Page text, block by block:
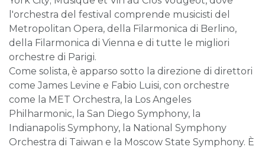
l'orchestra del festival comprende musicisti del
Metropolitan Opera, della Filarmonica di Berlino,
della Filarmonica di Vienna e di tutte le migliori
orchestre di Parigi.
Come solista, è apparso sotto la direzione di direttori
come James Levine e Fabio Luisi, con orchestre
come la MET Orchestra, la Los Angeles
Philharmonic, la San Diego Symphony, la
Indianapolis Symphony, la National Symphony
Orchestra di Taiwan e la Moscow State Symphony. È